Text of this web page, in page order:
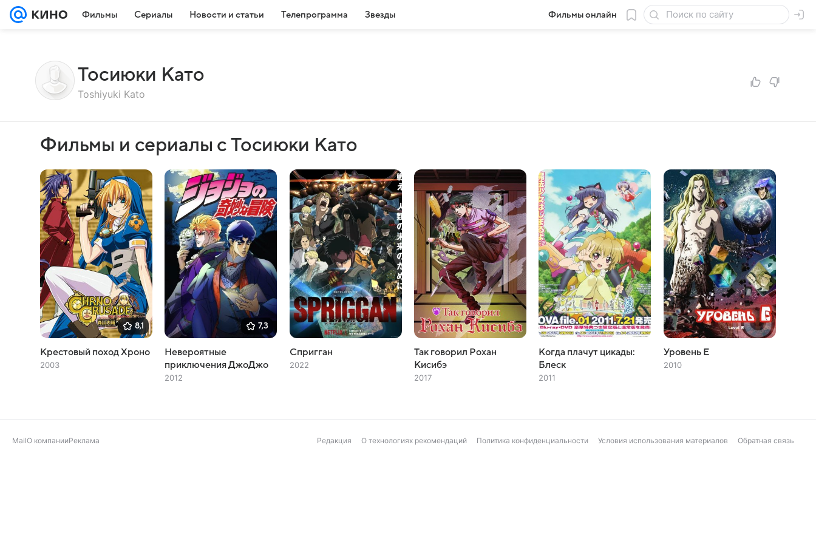
Фильмы Сериалы Новости и статьи Телепрограмма Звезды Фильмы онлайн
Тосиюки Като
Toshiyuki Kato
Фильмы и сериалы с Тосиюки Като
8,1
Крестовый поход Хроно
2003
7,3
Невероятные
приключения ДжоДжо
2012
Спригган
2022
Так говорил Рохан
Кисибэ
2017
Когда плачут цикады:
Блеск
2011
Уровень Е
2010
MailО компанииРеклама Редакция О технологиях рекомендаций Политика конфиденциальности Условия использования материалов Обратная связь